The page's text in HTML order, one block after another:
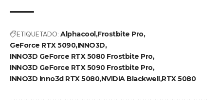
ETIQUETADO: AlphacoolFrostbite Pro
GeForce RTX 5090INNO3D
INNO3D GeForce RTX 5080 Frostbite Pro
INNO3D GeForce RTX 5090 Frostbite Pro
INNO3D Inno3d RTX 5080NVIDIA BlackwellRTX 5080